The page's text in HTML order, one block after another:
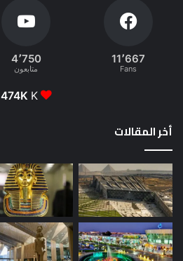
11٬667
Fans
4٬750
متابعون
474K K
أخر المقالات